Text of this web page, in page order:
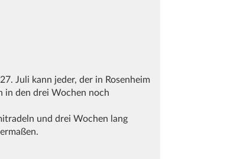
Juli kann jeder, der in Rosenheim
in den drei Wochen noch
und drei Wochen lang